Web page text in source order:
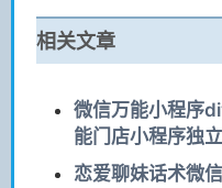
相关文章
微信万能小程序
能门店小程序独
恋爱聊妹话术微